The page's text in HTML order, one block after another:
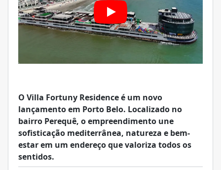
O Villa Fortuny Residence é um novo
lançamento em Porto Belo. Localizado no
bairro Perequê, o empreendimento une
sofisticação mediterrânea, natureza e bem-
estar em um endereço que valoriza todos os
sentidos.